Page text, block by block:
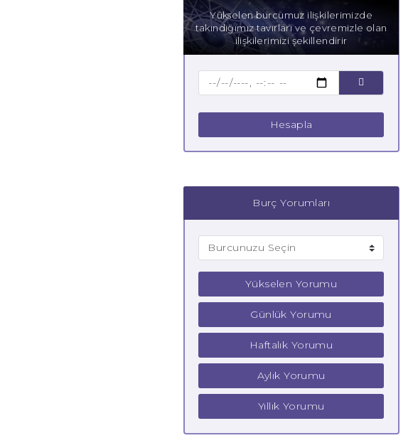
Yükselen burcumuz ilişkilerimizde
takındığımız tavırları ve çevremizle olan
ilişkilerimizi şekillendirir
Hesapla
Burç Yorumları
Yükselen Yorumu
Günlük Yorumu
Haftalık Yorumu
Aylık Yorumu
Yıllık Yorumu